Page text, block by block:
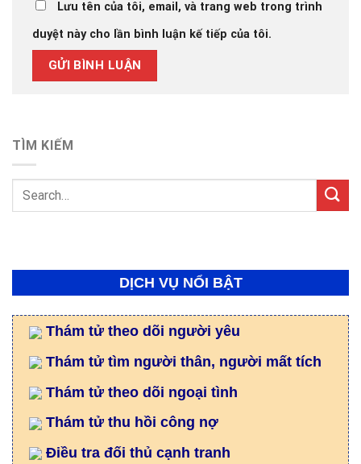
Lưu tên của tôi, email, và trang web trong trình
duyệt này cho lần bình luận kế tiếp của tôi.
TÌM KIẾM
DỊCH VỤ NỔI BẬT
Thám tử theo dõi người yêu
Thám tử tìm người thân, người mất tích
Thám tử theo dõi ngoại tình
Thám tử thu hồi công nợ
Điều tra đối thủ cạnh tranh